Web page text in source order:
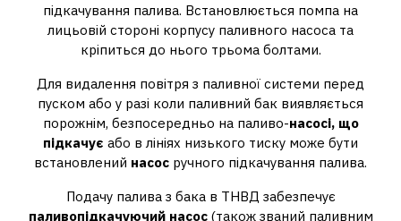
підкачування палива. Встановлюється помпа на
лицьовій стороні корпусу паливного насоса та
кріпиться до нього трьома болтами.
Для видалення повітря з паливної системи перед
пуском або у разі коли паливний бак виявляється
порожнім, безпосередньо на паливо-насосі, що
підкачує або в лініях низького тиску може бути
встановлений насос ручного підкачування палива.
Подачу палива з бака в ТНВД забезпечує
паливопідкачуючий насос(також званий паливним